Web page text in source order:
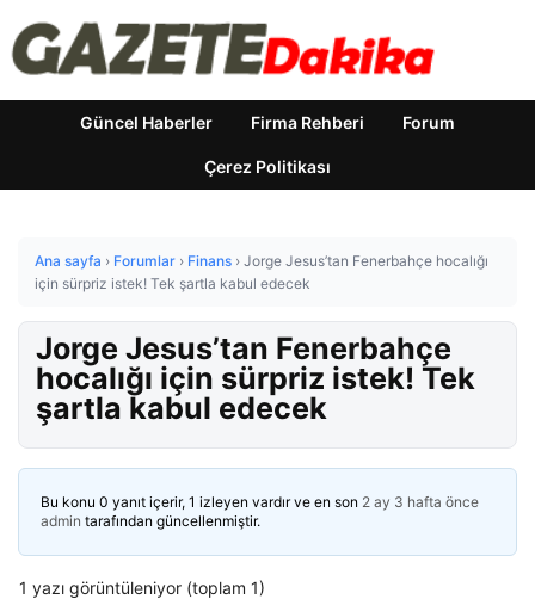
Güncel Haberler Firma Rehberi Forum
Çerez Politikası
Ana sayfa › Forumlar › Finans › Jorge Jesus’tan Fenerbahçe hocalığı
için sürpriz istek! Tek şartla kabul edecek
Jorge Jesus’tan Fenerbahçe
hocalığı için sürpriz istek! Tek
şartla kabul edecek
Bu konu 0 yanıt içerir, 1 izleyen vardır ve en son 2 ay 3 hafta önce
admin tarafından güncellenmiştir.
1 yazı görüntüleniyor (toplam 1)